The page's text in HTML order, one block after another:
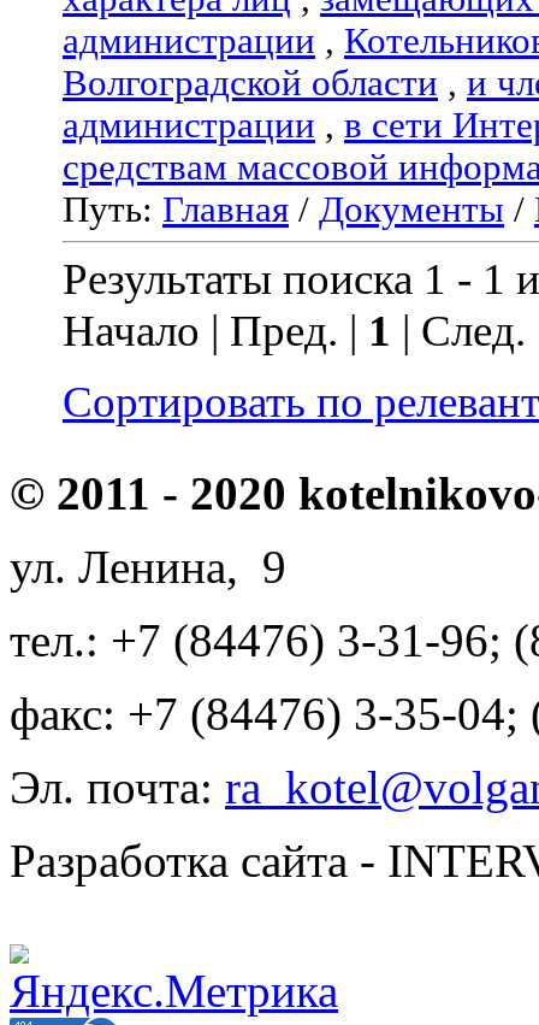
администрации ,
Волгоградской области , и
администрации , в сети
средствам массовой
Путь: Главная / Документы /
Результаты поиска 1 - 1
Начало | Пред. | 1 |
Сортировать по
© 2011 - 2020
ул. Ленина, 9
тел.: +7 (84476) 3-31-96;
факс: +7 (84476) 3-35-04;
Эл. почта:
Разработка сайта -